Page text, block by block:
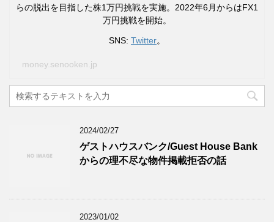
らの脱出を目指した株1万円挑戦を実施。2022年6月からはFX1
万円挑戦を開始。
SNS: Twitter。
money.senooken.jp
2024/02/27
ゲストハウスバンク/Guest House Bank
からの理不尽な物件掲載拒否の話
2023/01/02